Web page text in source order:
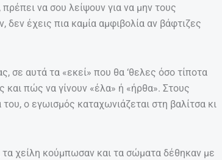
να σου λείψουν για να μην τους
έχεις πια καμία αμφιβολία αν βάφτιζες
σε αυτά τα «εκεί» που θα ‘θελες όσο τίποτα
και πώς να γίνουν «έλα» ή «ήρθα». Στους
ο εγωισμός καταχωνιάζεται στη βαλίτσα κι
χείλη κούμπωσαν και τα σώματα δέθηκαν με